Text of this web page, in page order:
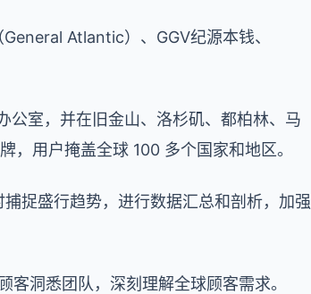
Atlantic）、GGV纪源本钱、
室，并在旧金山、洛杉矶、都柏林、马
，用户掩盖全球 100 多个国家和地区。
捉盛行趋势，进行数据汇总和剖析，加强
洞悉团队，深刻理解全球顾客需求。